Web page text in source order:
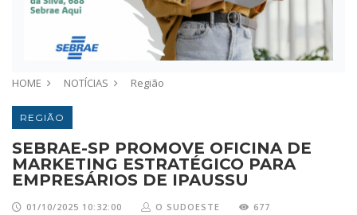
HOME NOTÍCIAS Região
REGIÃO
SEBRAE-SP PROMOVE OFICINA DE
MARKETING ESTRATÉGICO PARA
EMPRESÁRIOS DE IPAUSSU
01/10/2025 10:32:00 O SUDOESTE 677